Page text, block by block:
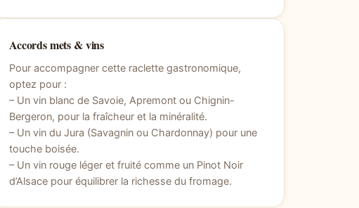
Accords mets & vins
Pour accompagner cette raclette gastronomique,
optez pour :
– Un vin blanc de Savoie, Apremont ou Chignin-
Bergeron, pour la fraîcheur et la minéralité.
– Un vin du Jura (Savagnin ou Chardonnay) pour une
touche boisée.
– Un vin rouge léger et fruité comme un Pinot Noir
d’Alsace pour équilibrer la richesse du fromage.